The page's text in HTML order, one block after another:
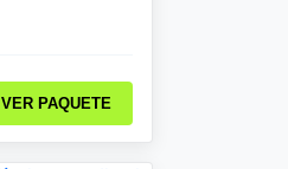
VER PAQUETE